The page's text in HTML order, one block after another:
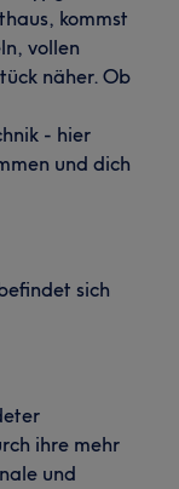
kommst
vollen
näher. Ob
- hier
und dich
sich
ihre mehr
und